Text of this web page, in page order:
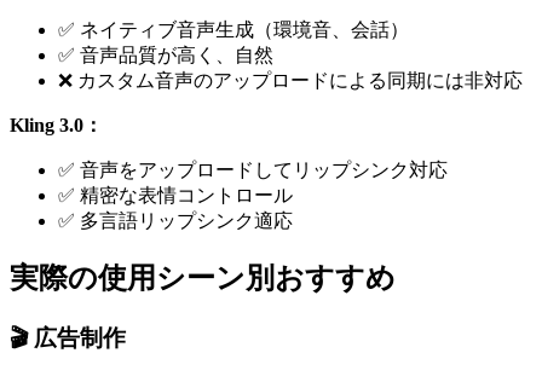
✅ ネイティブ音声生成（環境音、会話）
✅ 音声品質が高く、自然
❌ カスタム音声のアップロードによる同期には非対応
Kling 3.0：
✅ 音声をアップロードしてリップシンク対応
✅ 精密な表情コントロール
✅ 多言語リップシンク適応
実際の使用シーン別おすすめ
🎬 広告制作